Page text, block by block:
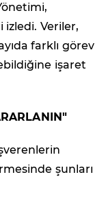
izledi. Veriler,
farklı görev
işaret
şunları